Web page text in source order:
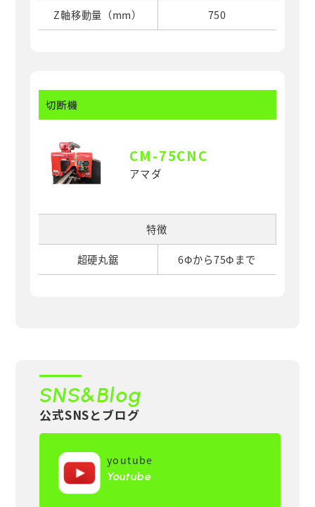
Z軸移動量（mm） 750
切断機
CM-75CNC
アマダ
特徴
超硬丸鋸 6Φから75Φまで
SNS&Blog
公式SNSとブログ
youtube
Youtube